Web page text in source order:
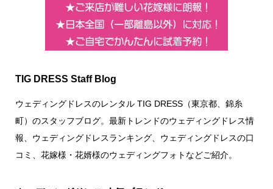
TIG DRESS Staff Blog
ウェディングドレスのレンタル TIG DRESS（東京都、錦糸
町）のスタッフブログ。最新トレンドのウェディングドレス情
報、ウェディングドレスランキング、ウェディングドレスの口
コミ、花嫁様・花婿様のウェディングフォトなどご紹介。